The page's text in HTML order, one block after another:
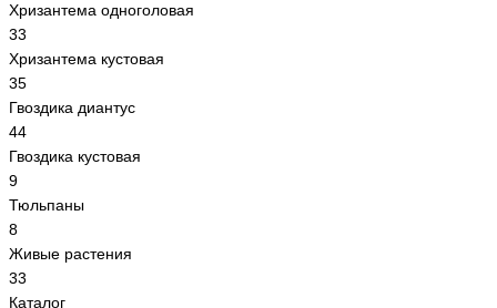
Хризантема одноголовая
33
Хризантема кустовая
35
Гвоздика диантус
44
Гвоздика кустовая
9
Тюльпаны
8
Живые растения
33
Каталог